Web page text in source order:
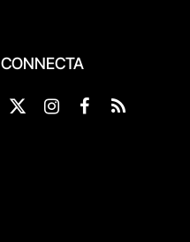
CONNECTA
X
InstagramFacebook
RSS